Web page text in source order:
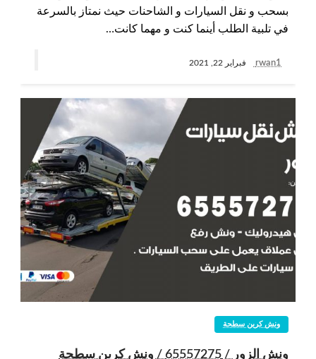
بسحب و نقل السيارات و الشاحنات حيث نمتاز بالسرعة
في تلبية الطلب أينما كنت و مهما كانت…
rwan1 فبراير 22, 2021
ونش كرين سطحة
ونش الزور / 65557275 / ونش كرين سطحة